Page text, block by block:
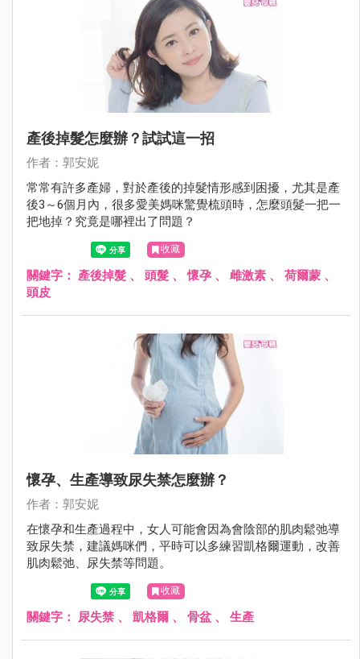
產後掉髮怎麼辦？試試這一招
作者：郭安妮
常常有許多產婦，對於產後的掉髮情形感到困擾，尤其是產
後3～6個月內，很多愛美媽咪驚覺梳頭時，怎麼頭髮一把一
把地掉？究竟是哪裡出了問題？
收藏
關鍵字： 產後掉髮 、 頭髮 、懷孕 、 雌激素 、 荷爾蒙 、
頭皮
懷孕、生產導致尿失禁怎麼辦？
作者：郭安妮
在懷孕和生產過程中，女人可能會因為會陰部的肌肉鬆弛導
致尿失禁，建議媽咪們，平時可以多練習凱格爾運動，改善
肌肉鬆弛、尿失禁等問題。
收藏
關鍵字： 尿失禁 、 凱格爾 、 骨盆 、 生產